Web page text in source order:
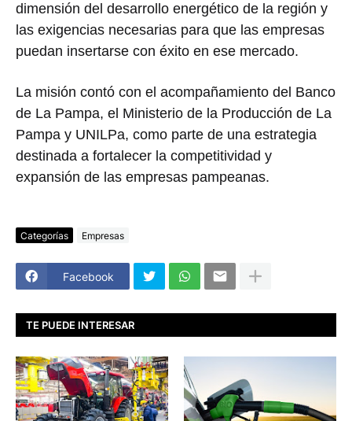
dimensión del desarrollo energético de la región y
las exigencias necesarias para que las empresas
puedan insertarse con éxito en ese mercado.
La misión contó con el acompañamiento del Banco
de La Pampa, el Ministerio de la Producción de La
Pampa y UNILPa, como parte de una estrategia
destinada a fortalecer la competitividad y
expansión de las empresas pampeanas.
Categorías Empresas
Facebook
TE PUEDE INTERESAR